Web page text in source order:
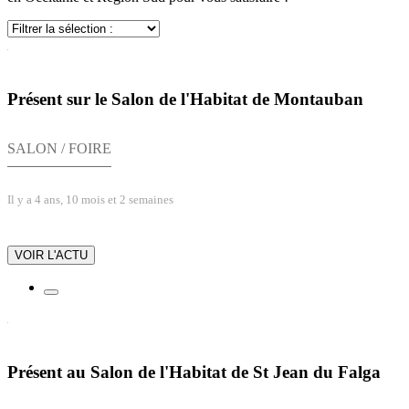
Présent sur le Salon de l'Habitat de Montauban
SALON / FOIRE
Il y a 4 ans, 10 mois et 2 semaines
VOIR L'ACTU
Présent au Salon de l'Habitat de St Jean du Falga